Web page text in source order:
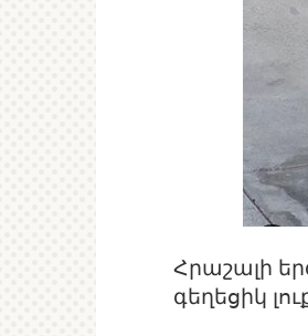
Հրաշալի
գեղեցիկ